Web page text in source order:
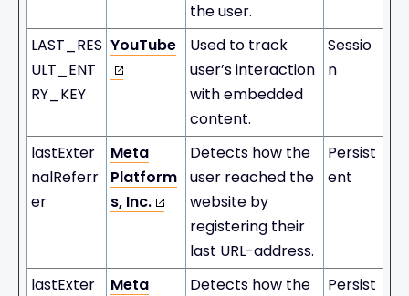
the user.
LAST_RES
ULT_ENT
RY_KEY
YouTube
Used to track
user’s interaction
with embedded
content.
Sessio
n
lastExter
nalReferr
er
Meta
Platform
s, Inc.
Detects how the
user reached the
website by
registering their
last URL-address.
Persist
ent
lastExter
Meta
Detects how the
Persist